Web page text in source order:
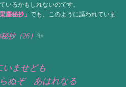
いるかもしれないのです。
梁塵秘抄」 でも、このように謳われていま
抄（26） ✨
いませども
らぬぞ あはれなる